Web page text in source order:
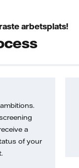
arbetsplats!
a
of your